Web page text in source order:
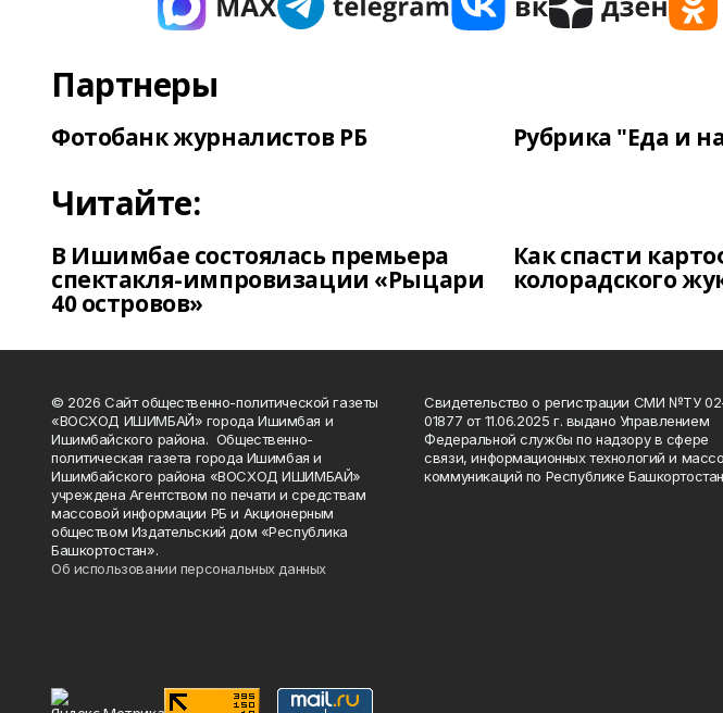
Партнеры
Фотобанк журналистов РБ Рубрика "Еда и
Читайте:
В Ишимбае состоялась премьера
спектакля-импровизации «Рыцари
40 островов»
Как спасти
колорадского
© 2026 Сайт общественно-политической газеты
«ВОСХОД ИШИМБАЙ» города Ишимбая и
Ишимбайского района. Общественно-
политическая газета города Ишимбая и
Ишимбайского района «ВОСХОД ИШИМБАЙ»
учреждена Агентством по печати и средствам
массовой информации РБ и Акционерным
обществом Издательский дом «Республика
Башкортостан».
Об использовании персональных данных
Свидетельство о регистрации СМИ №ТУ
01877 от 11.06.2025 г. выдано Управлением
Федеральной службы по надзору в сфере
связи, информационных технологий и
коммуникаций по Республике